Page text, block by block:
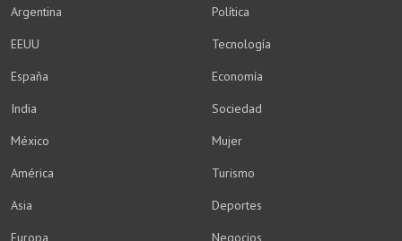
Argentina
EEUU
España
India
México
América
Asia
Europa
Política
Tecnología
Economía
Sociedad
Mujer
Turismo
Deportes
Negocios